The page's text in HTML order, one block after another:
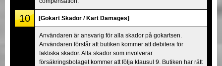
10 [Gokart Skador / Kart Damages]
Användaren är ansvarig för alla skador på gokartsen.
Användaren förstår att butiken kommer att debitera för
faktiska skador. Alla skador som involverar
försäkringsbolaget kommer att följa klausul 9. Butiken har rätt